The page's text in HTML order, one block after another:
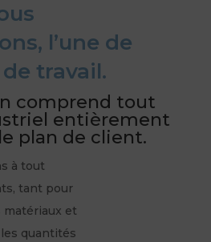
l’une de
travail.
comprend tout
entièrement
plan de client.
à tout
tant pour
matériaux et
quantités